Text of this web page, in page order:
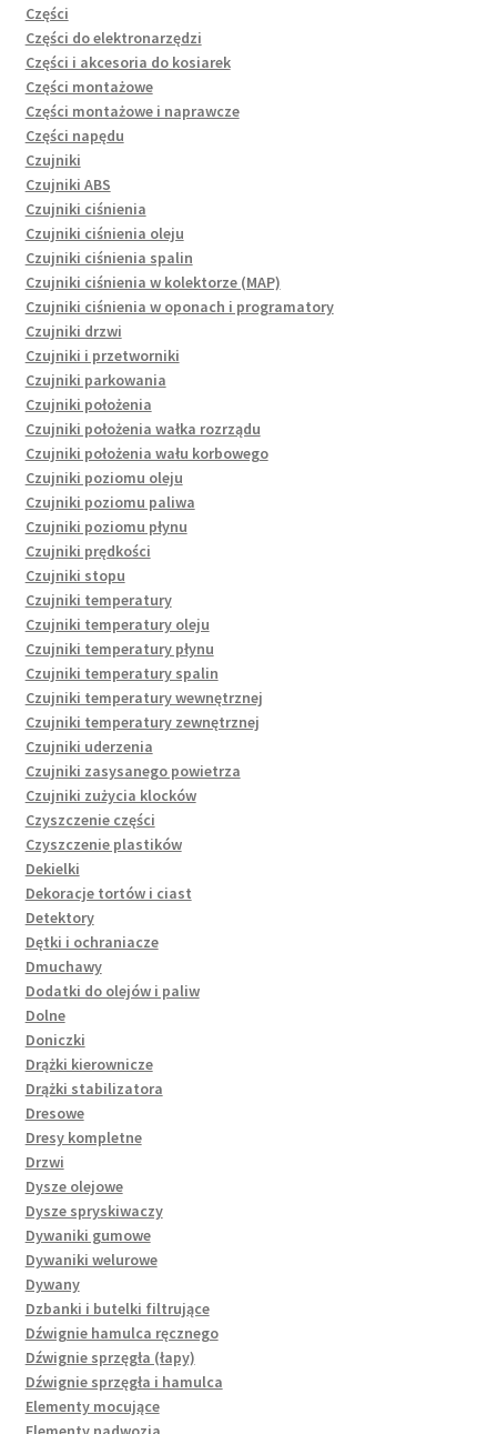
Części
Części do elektronarzędzi
Części i akcesoria do kosiarek
Części montażowe
Części montażowe i naprawcze
Części napędu
Czujniki
Czujniki ABS
Czujniki ciśnienia
Czujniki ciśnienia oleju
Czujniki ciśnienia spalin
Czujniki ciśnienia w kolektorze (MAP)
Czujniki ciśnienia w oponach i programatory
Czujniki drzwi
Czujniki i przetworniki
Czujniki parkowania
Czujniki położenia
Czujniki położenia wałka rozrządu
Czujniki położenia wału korbowego
Czujniki poziomu oleju
Czujniki poziomu paliwa
Czujniki poziomu płynu
Czujniki prędkości
Czujniki stopu
Czujniki temperatury
Czujniki temperatury oleju
Czujniki temperatury płynu
Czujniki temperatury spalin
Czujniki temperatury wewnętrznej
Czujniki temperatury zewnętrznej
Czujniki uderzenia
Czujniki zasysanego powietrza
Czujniki zużycia klocków
Czyszczenie części
Czyszczenie plastików
Dekielki
Dekoracje tortów i ciast
Detektory
Dętki i ochraniacze
Dmuchawy
Dodatki do olejów i paliw
Dolne
Doniczki
Drążki kierownicze
Drążki stabilizatora
Dresowe
Dresy kompletne
Drzwi
Dysze olejowe
Dysze spryskiwaczy
Dywaniki gumowe
Dywaniki welurowe
Dywany
Dzbanki i butelki filtrujące
Dźwignie hamulca ręcznego
Dźwignie sprzęgła (łapy)
Dźwignie sprzęgła i hamulca
Elementy mocujące